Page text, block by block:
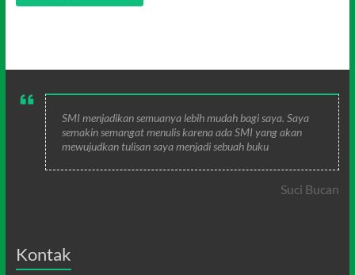
SMI menjadikan semuanya lebih mudah bagi saya. Saya
semakin semangat menulis karena ada SMI yang akan
mewujudkan tulisan saya menjadi sebuah buku
Suci Bucan
Kontak